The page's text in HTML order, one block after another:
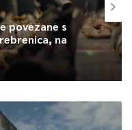
povezane s
na